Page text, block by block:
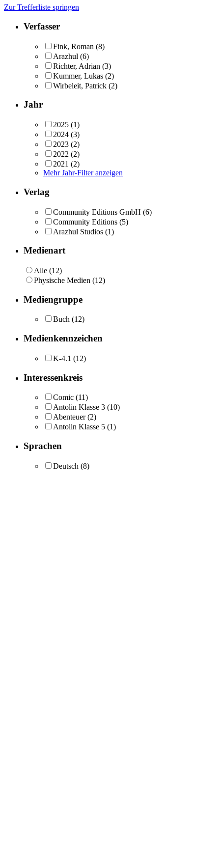
Zur Trefferliste springen
Verfasser
Fink, Roman (8)
Arazhul (6)
Richter, Adrian (3)
Kummer, Lukas (2)
Wirbeleit, Patrick (2)
Jahr
2025 (1)
2024 (3)
2023 (2)
2022 (2)
2021 (2)
Mehr Jahr-Filter anzeigen
Verlag
Community Editions GmbH (6)
Community Editions (5)
Arazhul Studios (1)
Medienart
Alle (12)
Physische Medien (12)
Mediengruppe
Buch (12)
Medienkennzeichen
K-4.1 (12)
Interessenkreis
Comic (11)
Antolin Klasse 3 (10)
Abenteuer (2)
Antolin Klasse 5 (1)
Sprachen
Deutsch (8)